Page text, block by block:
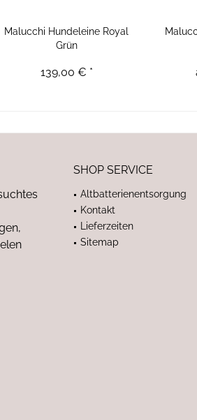
Malucchi Hundeleine Royal
Grün
139,00 € *
SHOP SERVICE
Altbatterienentsorgung
Kontakt
Lieferzeiten
Sitemap